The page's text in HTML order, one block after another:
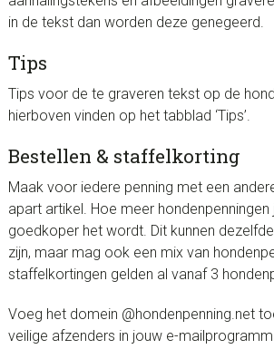
in de tekst dan worden deze genegeerd.
Tips
Tips voor de te graveren tekst op de
hierboven vinden op het tabblad ‘Tips’.
Bestellen & staffelkorting
Maak voor iedere penning met een
apart artikel. Hoe meer
goedkoper het wordt. Dit kunnen
zijn, maar mag ook een mix van
staffelkortingen gelden al vanaf 3
Voeg het domein @hondenpenning.net
veilige afzenders in jouw e-